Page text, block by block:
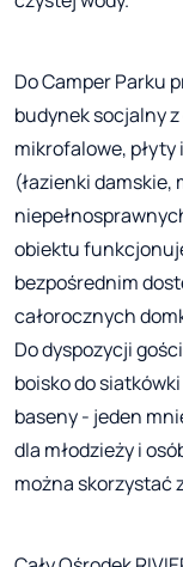
Do Camper Parku
budynek socjalny
mikrofalowe,
(łazienki damskie,
obiektu
bezpośrednim
całorocznych
Do dyspozycji
boisko do
baseny - jeden
dla młodzieży i
można skorzystać